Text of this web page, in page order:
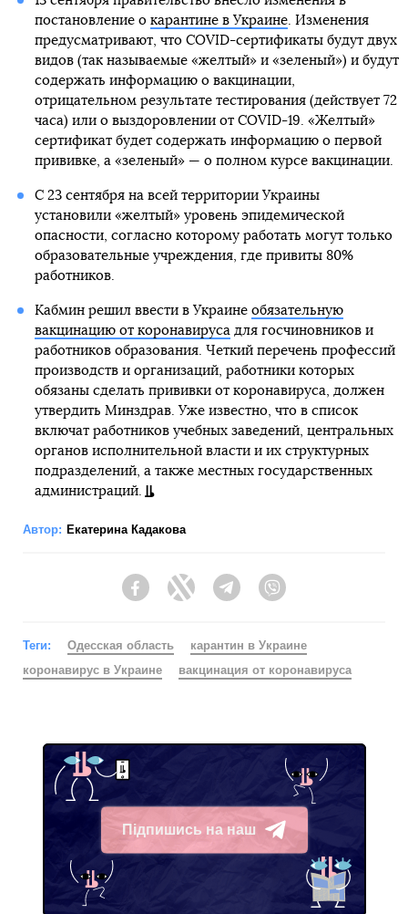
постановление о карантине в Украине. Изменения
предусматривают, что COVID-сертификаты будут двух
видов (так называемые «желтый» и «зеленый») и будут
содержать информацию о вакцинации,
отрицательном результате тестирования (действует 72
часа) или о выздоровлении от COVID-19. «Желтый»
сертификат будет содержать информацию о первой
прививке, а «зеленый» — о полном курсе вакцинации.
С 23 сентября на всей территории Украины
установили «желтый» уровень эпидемической
опасности, согласно которому работать могут только
образовательные учреждения, где привиты 80%
работников.
Кабмин решил ввести в Украине обязательную
вакцинацию от коронавирусадля госчиновников и
работников образования. Четкий перечень профессий
производств и организаций, работники которых
обязаны сделать прививки от коронавируса, должен
утвердить Минздрав. Уже известно, что в список
включат работников учебных заведений, центральных
органов исполнительной власти и их структурных
подразделений, а также местных государственных
администраций.
Автор: Екатерина Кадакова
FacebookTwitter Telegram
Теги: Одесская область
карантин в Украине
коронавирус в Украине
вакцинация от коронавируса
Підпишись на наш
Telegram